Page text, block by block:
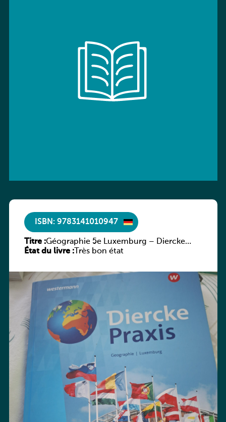
ISBN: 9783141010947
Titre :Géographie 5e Luxemburg – Diercke
Praxis
État du livre :Très bon état